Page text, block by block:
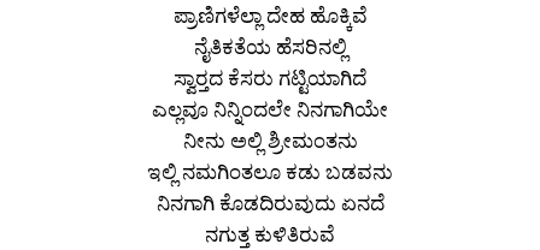
ಪ್ರಾಣಿಗಳೆಲ್ಲಾ ದೇಹ ಹೊಕ್ಕಿವೆ
ನೈತಿಕತೆಯ ಹೆಸರಿನಲ್ಲಿ
ಸ್ವಾರ‍್ತದ ಕೆಸರು ಗಟ್ಟಿಯಾಗಿದೆ
ಎಲ್ಲವೂ ನಿನ್ನಿಂದಲೇ ನಿನಗಾಗಿಯೇ
ನೀನು ಅಲ್ಲಿ ಶ್ರೀಮಂತನು
ಇಲ್ಲಿ ನಮಗಿಂತಲೂ ಕಡು ಬಡವನು
ನಿನಗಾಗಿ ಕೊಡದಿರುವುದು ಏನದೆ
ನಗುತ್ತ ಕುಳಿತಿರುವೆ